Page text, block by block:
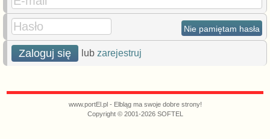
Hasło
Nie pamiętam hasła
Zaloguj się lub zarejestruj
www.portEl.pl - Elbląg ma swoje dobre strony!
Copyright © 2001-2026 SOFTEL